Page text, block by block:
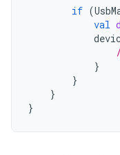
if (
val
}
}
}
}